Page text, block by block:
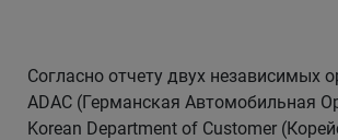
Согласно отчету двух независимых
ADAC (Германская Автомобильная
Korean Department of Customer